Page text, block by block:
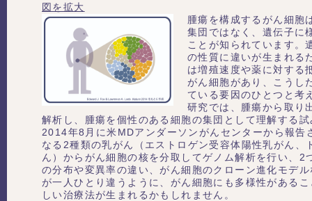
図を拡大
腫瘍を構成するがん細胞
集団ではなく、遺伝子に
ことが知られています。
の性質に違いが生まれる
は増殖速度や薬に対する
がん細胞があり、こうし
ている要因のひとつと考
研究では、腫瘍から取り
解析し、腫瘍を個性のある細胞の集団として理解する
2014年8月に米MDアンダーソンがんセンターから報告
なる2種類の乳がん（エストロゲン受容体陽性乳がん、
ん）からがん細胞の核を分取してゲノム解析を行い、2
の分布や変異率の違い、がん細胞のクローン進化モデ
が一人ひとり違うように、がん細胞にも多様性がある
しい治療法が生まれるかもしれません。